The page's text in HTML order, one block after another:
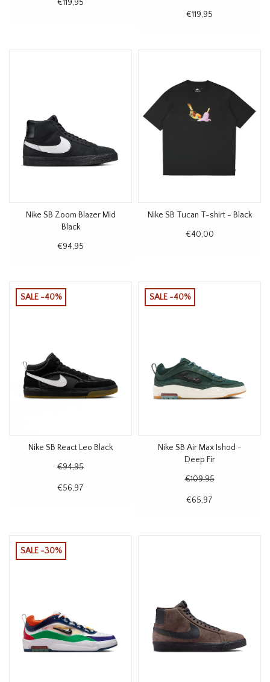
€119,95
€119,95
Nike SB Zoom Blazer Mid
Black
€94,95
Nike SB Tucan T-shirt - Black
€40,00
SALE -40%
Nike SB React Leo Black
€94,95
€56,97
SALE -40%
Nike SB Air Max Ishod -
Deep Fir
€109,95
€65,97
SALE -30%